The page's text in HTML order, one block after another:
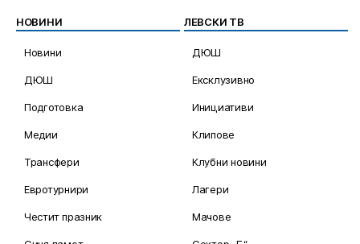
НОВИНИ
Новини
ДЮШ
Подготовка
Медии
Трансфери
Евротурнири
Честит празник
ЛЕВСКИ ТВ
ДЮШ
Ексклузивно
Инициативи
Клипове
Клубни новини
Лагери
Мачове